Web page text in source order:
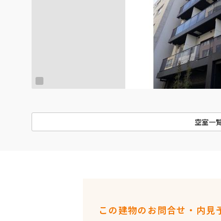
空室一
この建物のお問合せ・内見